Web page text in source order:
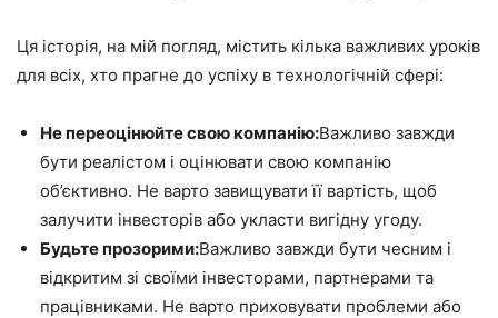
Ця історія, на мій погляд, містить кілька важливих уроків
для всіх, хто прагне до успіху в технологічній сфері:
Не переоцінюйте свою компанію:Важливо завжди
бути реалістом і оцінювати свою компанію
об’єктивно. Не варто завищувати її вартість, щоб
залучити інвесторів або укласти вигідну угоду.
Будьте прозорими:Важливо завжди бути чесним і
відкритим зі своїми інвесторами, партнерами та
працівниками. Не варто приховувати проблеми або